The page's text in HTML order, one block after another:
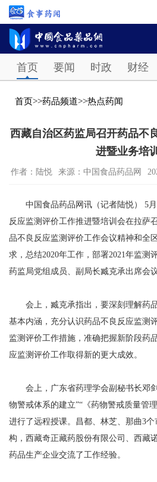
首页 要闻 时政 财经
首页>>药品频道>>热点药闻
西藏自治区药监局召开药品不
进暨业务培
作者：陆悦 来源：中国食品药品网
中国食品药品网讯（记者陆悦） 5月
反应监测评价工作推进暨培训会在拉萨
品不良反应监测评价工作会议精神和全
求，总结2020年工作，部署2021年监测
药监局党组成员、副局长臧克承出席会
会上，臧克承指出，要深刻理解药
基本内涵，充分认识药品不良反应监测
监测评价工作措施，准确把握新阶段药
应监测评价工作取得新的更大成效。
会上，广东省药理学会副秘书长邓剑
物警戒体系的建立”“《药物警戒质量管
进行了远程授课。昌都、林芝、那曲3
构，西藏奇正藏药股份有限公司、西藏
药品生产企业交流了工作经验。